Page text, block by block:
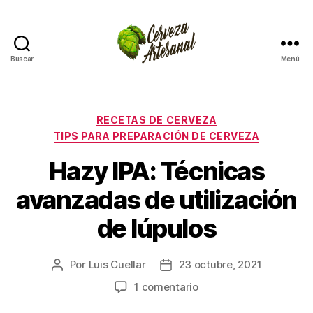
Buscar
artesanal
en
casa
Menú
Categorías
RECETAS DE CERVEZA
TIPS PARA PREPARACIÓN DE CERVEZA
Hazy IPA: Técnicas
avanzadas de utilización
de lúpulos
Autor
Por Luis Cuellar
Fecha
de
23 octubre, 2021
1 comentarioen